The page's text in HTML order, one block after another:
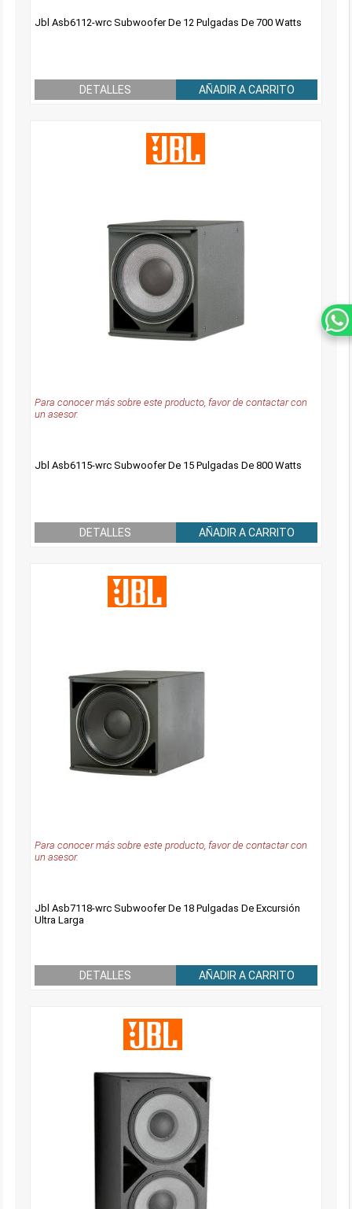
Jbl Asb6112-wrc Subwoofer De 12 Pulgadas De 700 Watts
DETALLES AÑADIR A CARRITO
Para conocer más sobre este producto, favor de contactar con
un asesor.
Jbl Asb6115-wrc Subwoofer De 15 Pulgadas De 800 Watts
DETALLES AÑADIR A CARRITO
Para conocer más sobre este producto, favor de contactar con
un asesor.
Jbl Asb7118-wrc Subwoofer De 18 Pulgadas De Excursión
Ultra Larga
DETALLES AÑADIR A CARRITO